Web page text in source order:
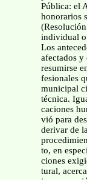
Pública: el
honorarios
individual o
Los
afectados
resumirse
fesionales
municipal
técnica.
caciones
vió para
derivar de
to, en
ciones
tural,